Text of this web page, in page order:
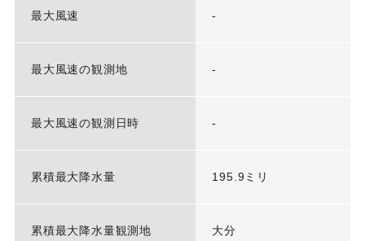
最大風速 -
最大風速の観測地 -
最大風速の観測日時 -
累積最大降水量 195.9ミリ
累積最大降水量観測地 大分